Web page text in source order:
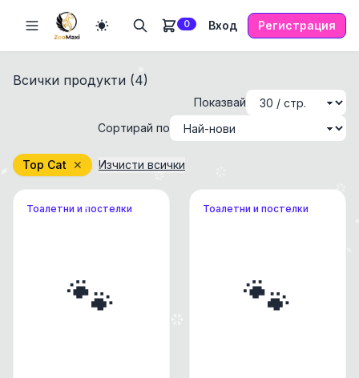
0 Вход Регистрация
Всички продукти (4)
Показвай
Сортирай по
Top Cat ✕ Изчисти всички
Тоалетни и постелки
🐾
Тоалетни и постелки
🐾